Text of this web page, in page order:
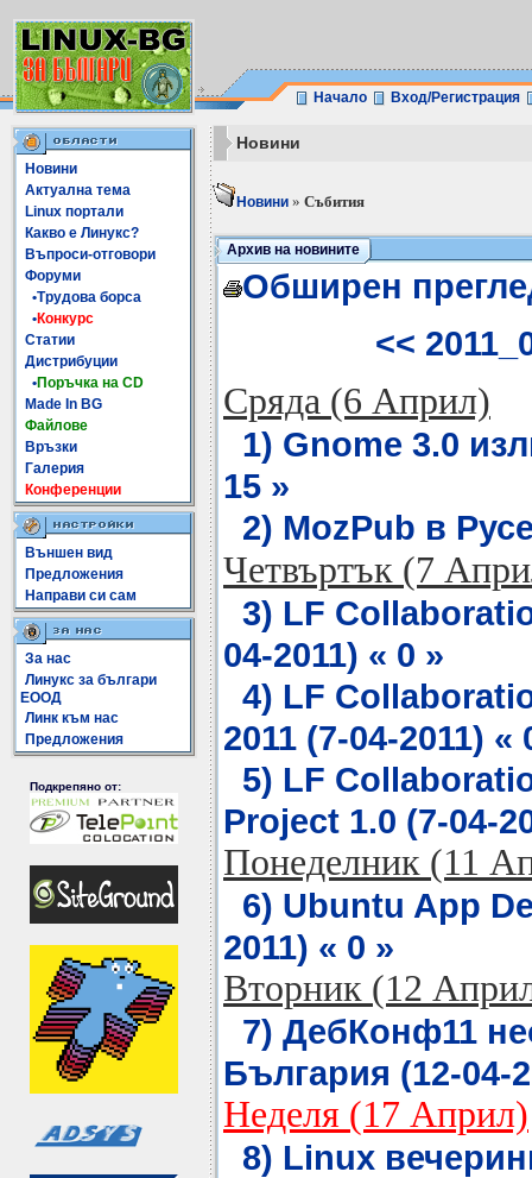
Начало Вход/Регистрация
Новини
Актуална тема
Linux портали
Какво е Линукс?
Въпроси-отговори
Форуми
•Трудова борса
•Конкурс
Статии
Дистрибуции
•Поръчка на CD
Made In BG
Файлове
Връзки
Галерия
Конференции
Външен вид
Предложения
Направи си сам
За нас
Линукс за българи
ЕООД
Линк към нас
Предложения
Подкрепяно от:
Новини
Новини » Събития
Архив на новините
Обширен
<<
Сряда (6 Април)
1) Gnome 3.0
15 »
2) MozPub в
Четвъртък (7
3) LF
04-2011) « 0 »
4) LF
2011 (7-04-2011) «
5) LF
Project 1.0 (7-04-
Понеделник (11
6) Ubuntu App
2011) « 0 »
Вторник (12
7) ДебКонф11
България (12-04-
Неделя (17 Април)
8) Linux